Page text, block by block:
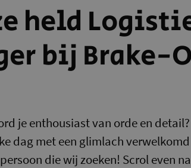
held
bij Brake-
je enthousiast van orde en
dag met een glimlach
die wij zoeken! Scrol even